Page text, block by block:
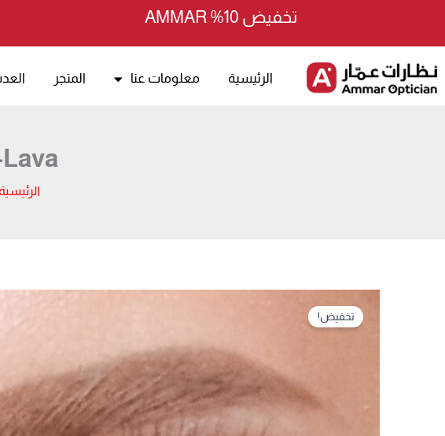
المحتوى
تخفيض 10% AMMAR
الرئيسية معلومات عنا المتجر
الرئيسية
تخفيض!Maya